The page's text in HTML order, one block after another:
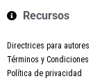
Recursos
Directrices para autores
Términos y Condiciones
Política de privacidad